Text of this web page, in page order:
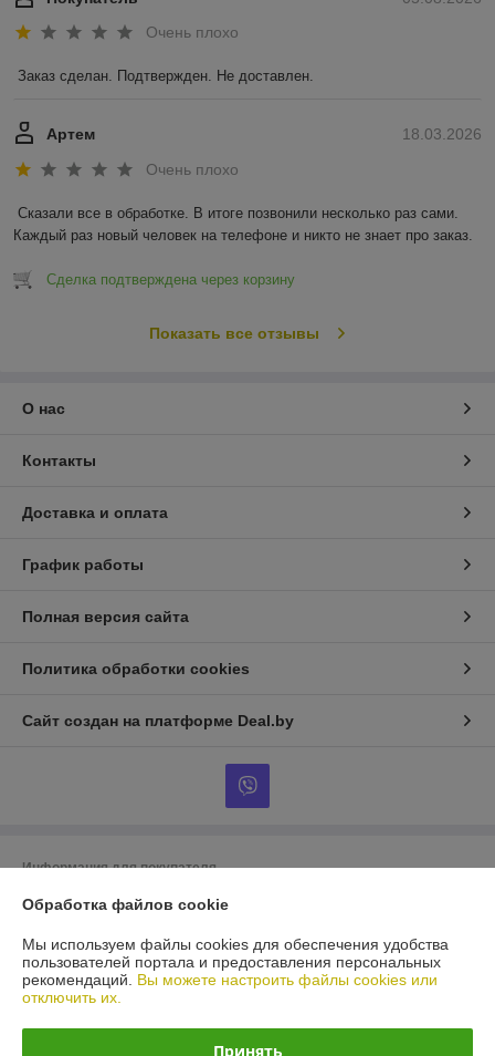
Очень плохо
Заказ сделан. Подтвержден. Не доставлен.
18.03.2026
Артем
Очень плохо
Сказали все в обработке. В итоге позвонили несколько раз сами.
Каждый раз новый человек на телефоне и никто не знает про заказ.
Сделка подтверждена через корзину
Показать все отзывы
О нас
Контакты
Доставка и оплата
График работы
Полная версия сайта
Политика обработки cookies
Сайт создан на платформе Deal.by
Информация для покупателя
Юридическое лицо:ООО «БигВал»
г. Минск, ул.Короля, д.88, пом.2
Регистрационный номер ЕГР: 193084737
УНП: 193084737
Обработка файлов cookie
Мы используем файлы cookies для обеспечения удобства
пользователей портала и предоставления персональных
рекомендаций. Вы можете настроить файлы cookies или
отключить их.
Принять